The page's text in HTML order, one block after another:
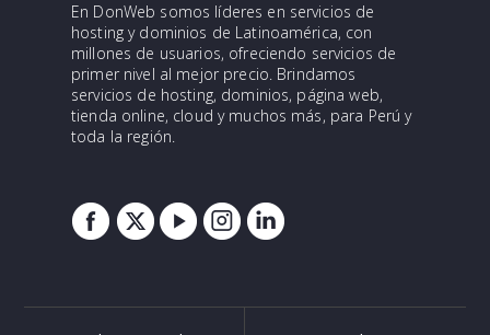
En DonWeb somos líderes en servicios de
hosting y dominios de Latinoamérica, con
millones de usuarios, ofreciendo servicios de
primer nivel al mejor precio. Brindamos
servicios de hosting, dominios, página web,
tienda online, cloud y muchos más, para Perú y
toda la región.